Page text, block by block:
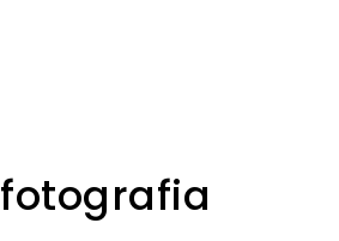
fotografia